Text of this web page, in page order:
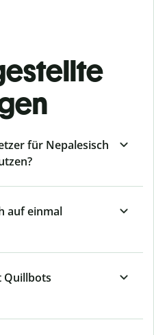
für Nepalesisch
auf einmal
Quillbots